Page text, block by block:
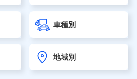
（https://www.taiju-life.co.jp）
険株式会社
生命保険株式会社
）
車種別
地域別